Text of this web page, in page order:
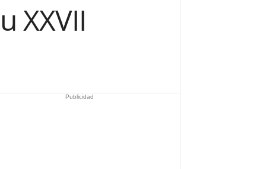
XXVII
Publicidad